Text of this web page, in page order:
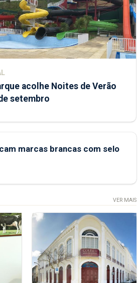
acolhe Noites de Verão
setembro
marcas brancas com selo
VER MAIS